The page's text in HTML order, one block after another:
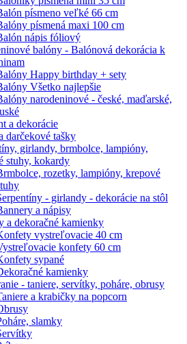
písmeno veľké 66 cm
písmená maxi 100 cm
nápis fóliový
balóny - Balónová dekorácia k
Happy birthday + sety
Všetko najlepšie
narodeninové - české, maďarské,
a dekorácie
darčekové tašky
girlandy, brmbolce, lampióny,
stuhy, kokardy
rozetky, lampióny, krepové
- girlandy - dekorácie na stôl
a nápisy
a dekoračné kamienky
vystreľovacie 40 cm
konfety 60 cm
sypané
kamienky
- taniere, servítky, poháre, obrusy
a krabičky na popcorn
slamky